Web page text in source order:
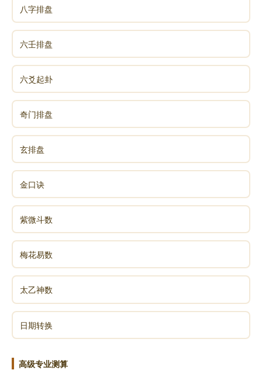
八字排盘
六壬排盘
六爻起卦
奇门排盘
玄排盘
金口诀
紫微斗数
梅花易数
太乙神数
日期转换
高级专业测算